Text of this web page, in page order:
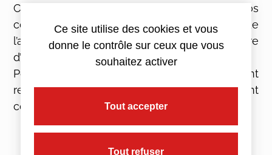
Ce dernier
vous permet de payer vos
cotisations sociales et impôts tout au long de
l’année selon l’évolution de votre chiffre
d’affaires.
Pour en bénéficier, vous devez cependant
respecter certaines conditions, notamment
concernant votre revenu fiscal de référence.
Ce site utilise des cookies et vous
donne le contrôle sur ceux que vous
souhaitez activer
Tout accepter
Tout refuser